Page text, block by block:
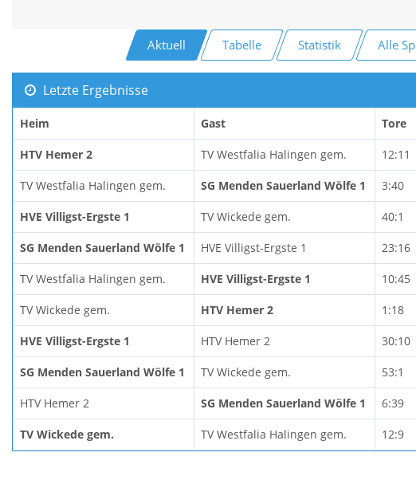
Aktuell Tabelle Statistik Alle
Letzte Ergebnisse
Heim Gast Tore
HTV Hemer 2 TV Westfalia Halingen gem. 12:11
TV Westfalia Halingen gem. SG Menden Sauerland Wölfe 1 3:40
HVE Villigst-Ergste 1 TV Wickede gem. 40:1
SG Menden Sauerland Wölfe 1 HVE Villigst-Ergste 1 23:16
TV Westfalia Halingen gem. HVE Villigst-Ergste 1 10:45
TV Wickede gem. HTV Hemer 2 1:18
HVE Villigst-Ergste 1 HTV Hemer 2 30:10
SG Menden Sauerland Wölfe 1 TV Wickede gem. 53:1
HTV Hemer 2 SG Menden Sauerland Wölfe 1 6:39
TV Wickede gem. TV Westfalia Halingen gem. 12:9